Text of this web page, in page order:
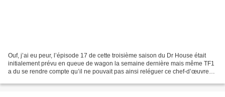
Ouf, j’ai eu peur, l’épisode 17 de cette troisième saison du Dr House était
initialement prévu en queue de wagon la semaine dernière mais même TF1
a du se rendre compte qu’il ne pouvait pas ainsi reléguer ce chef-d’œuvre